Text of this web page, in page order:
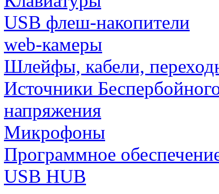
USB флеш-накопители
web-камеры
Шлейфы, кабели,
Источники
напряжения
Микрофоны
Программное
USB HUB